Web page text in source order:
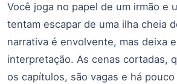
Você joga no papel de um irmão e
tentam escapar de uma ilha cheia
narrativa é envolvente, mas deixa
interpretação. As cenas cortadas,
os capítulos, são vagas e há